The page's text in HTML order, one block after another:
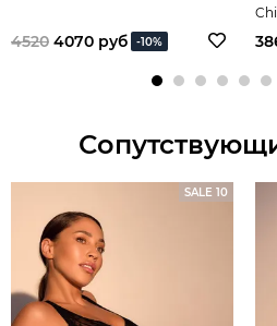
4520 4070 руб -10%
SALE 10